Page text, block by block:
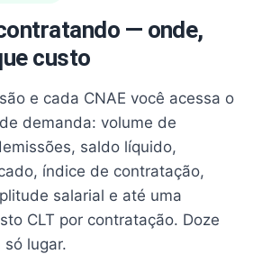
— onde,
custo
e cada CNAE você acessa o
demanda: volume de
saldo líquido,
índice de contratação,
salarial e até uma
CLT por contratação. Doze
lugar.